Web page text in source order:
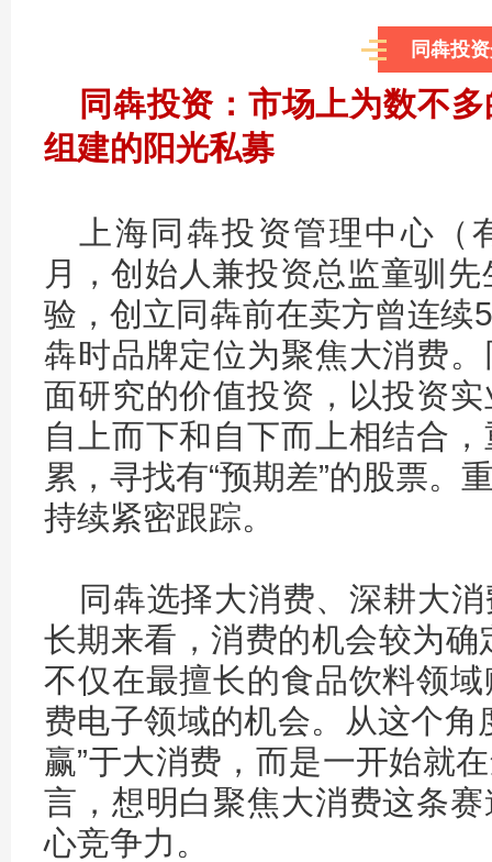
同犇投
同犇投资：市场上为数不
组建的阳光私募
上海同犇投资管理中心
月，创始人兼投资总监童驯
验，创立同犇前在卖方曾连续
犇时品牌定位为聚焦大消费
面研究的价值投资，以投资
自上而下和自下而上相结合
累，寻找有“预期差”的股票。
持续紧密跟踪。
同犇选择大消费、深耕大
长期来看，消费的机会较为
不仅在最擅长的食品饮料领
费电子领域的机会。从这个角
赢”于大消费，而是一开始就
言，想明白聚焦大消费这条
心竞争力。